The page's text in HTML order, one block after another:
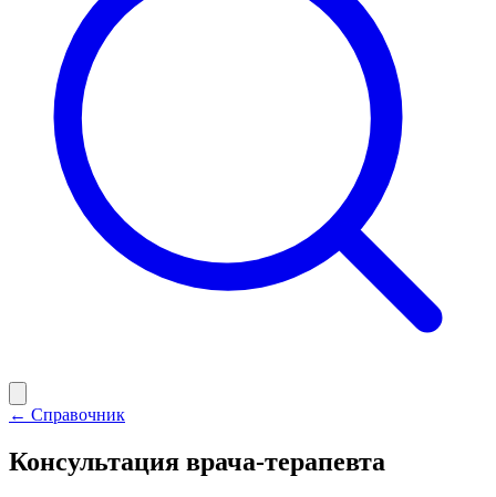
← Справочник
Консультация врача-терапевта